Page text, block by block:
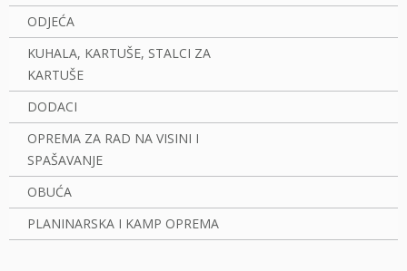
ODJEĆA
KUHALA, KARTUŠE, STALCI ZA
KARTUŠE
DODACI
OPREMA ZA RAD NA VISINI I
SPAŠAVANJE
OBUĆA
PLANINARSKA I KAMP OPREMA